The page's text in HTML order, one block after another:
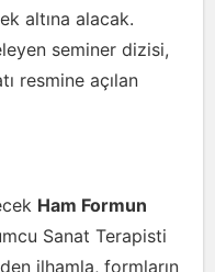
altına alacak.
seminer dizisi,
resmine açılan
Ham Formun
Sanat Terapisti
ilhamla, formların